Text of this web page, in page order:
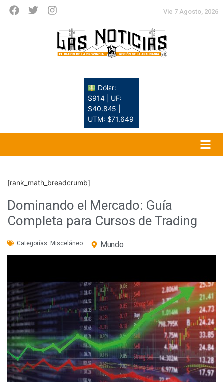
Vie 7 Agosto, 2026
Dólar:
$914 | UF:
$40.845 |
UTM: $71.649
[rank_math_breadcrumb]
Dominando el Mercado: Guía
Completa para Cursos de Trading
Categorías: Misceláneo Mundo